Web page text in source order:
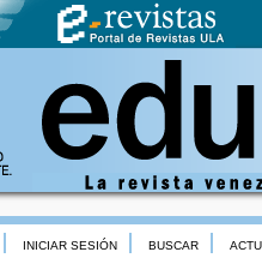
INICIAR SESIÓN BUSCAR